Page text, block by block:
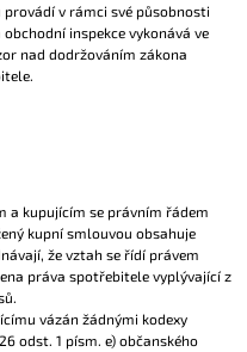
v rámci své působnosti
inspekce vykonává ve
nad dodržováním zákona
a kupujícím se právním řádem
kupní smlouvou obsahuje
že vztah se řídí právem
práva spotřebitele vyplývající z
vázán žádnými kodexy
odst. 1 písm. e) občanského